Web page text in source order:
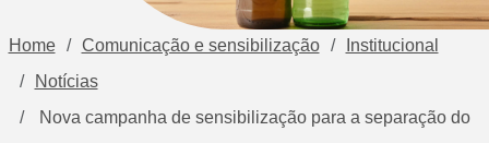
Home Comunicação e sensibilização
Institucional
Notícias
Nova campanha de sensibilização para a separação do